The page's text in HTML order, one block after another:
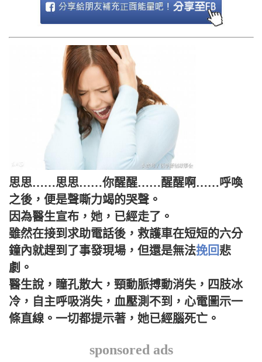
思思……思思……你醒醒……醒醒啊……呼喚
之後，便是聲嘶力竭的哭聲。
因為醫生宣布，她，已經走了。
雖然在接到求助電話後，救護車在短短的六分
鐘內就趕到了事發現場，但還是無法挽回悲
劇。
醫生說，瞳孔散大，頸動脈搏動消失，四肢冰
冷，自主呼吸消失，血壓測不到，心電圖示一
條直線。一切都提示著，她已經腦死亡。
sponsored ads